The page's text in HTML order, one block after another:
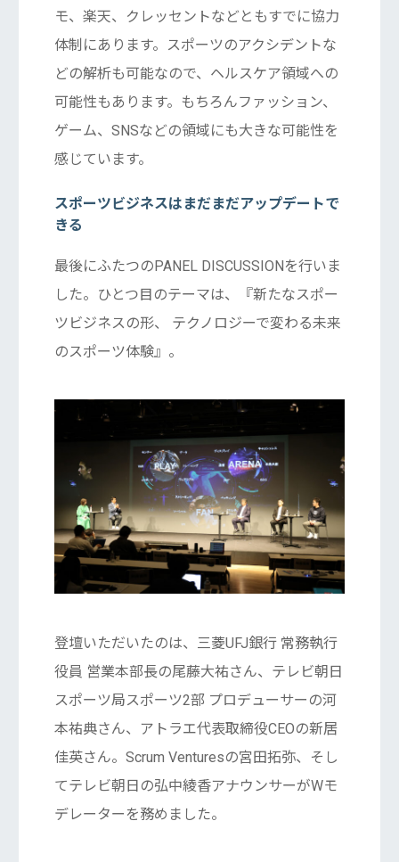
モ、楽天、クレッセントなどともすでに協力
体制にあります。スポーツのアクシデントな
どの解析も可能なので、ヘルスケア領域への
可能性もあります。もちろんファッション、
ゲーム、SNSなどの領域にも大きな可能性を
感じています。
スポーツビジネスはまだまだアップデートで
きる
最後にふたつのPANEL DISCUSSIONを行いま
した。ひとつ目のテーマは、『新たなスポー
ツビジネスの形、 テクノロジーで変わる未来
のスポーツ体験』。
登壇いただいたのは、三菱UFJ銀行 常務執行
役員 営業本部長の尾藤大祐さん、テレビ朝日
スポーツ局スポーツ2部 プロデューサーの河
本祐典さん、アトラエ代表取締役CEOの新居
佳英さん。Scrum Venturesの宮田拓弥、そし
てテレビ朝日の弘中綾香アナウンサーがWモ
デレーターを務めました。